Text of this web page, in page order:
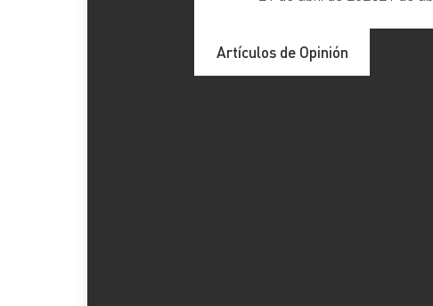
Artículos de Opinión